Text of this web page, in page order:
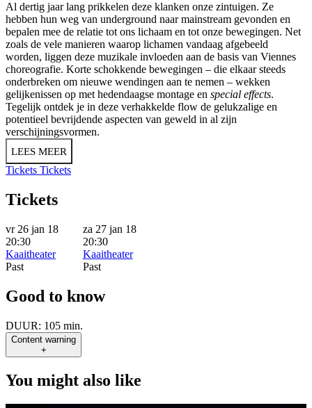
Al dertig jaar lang prikkelen deze klanken onze zintuigen. Ze
hebben hun weg van underground naar mainstream gevonden en
bepalen mee de relatie tot ons lichaam en tot onze bewegingen. Net
zoals de vele manieren waarop lichamen vandaag afgebeeld
worden, liggen deze muzikale invloeden aan de basis van Viennes
choreografie. Korte schokkende bewegingen – die elkaar steeds
onderbreken om nieuwe wendingen aan te nemen – wekken
gelijkenissen op met hedendaagse montage en special effects.
Tegelijk ontdek je in deze verhakkelde flow de gelukzalige en
potentieel bevrijdende aspecten van geweld in al zijn
verschijningsvormen.
LEES MEER
Tickets Tickets
Tickets
vr 26 jan 18
20:30
Kaaitheater
Past
za 27 jan 18
20:30
Kaaitheater
Past
Good to know
DUUR: 105 min.
Content warning
+
You might also like